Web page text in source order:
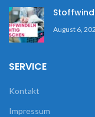
August 6,
SERVICE
Kontakt
Impressum